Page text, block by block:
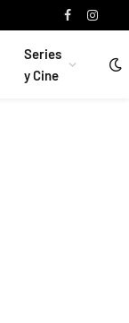
Facebook
Series
y Cine